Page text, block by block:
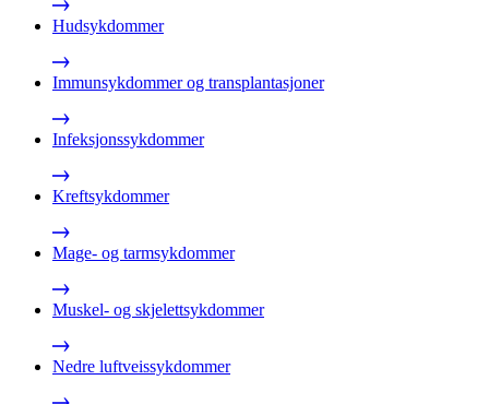
Hudsykdommer
Immunsykdommer og transplantasjoner
Infeksjonssykdommer
Kreftsykdommer
Mage- og tarmsykdommer
Muskel- og skjelettsykdommer
Nedre luftveissykdommer